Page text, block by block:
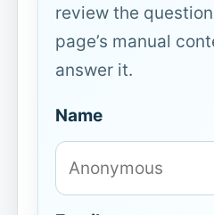
review the
page’s manual
answer it.
Name